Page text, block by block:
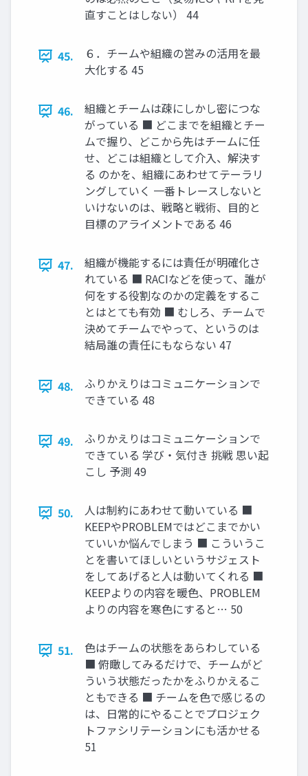
直すことはしない） 44
45.
６．チームや組織の営みの活用を最
大化する 45
46.
組織とチームは疎にしかし密につな
がっている ■ どこまでを組織とチー
ムで握り、どこから先はチームに任
せ、どこは組織として介入、解決す
る のかを、組織にあわせてテーラリ
ングしていく 一番トレースしないと
いけないのは、戦略と戦術、目的と
目標のアライメントである 46
47.
組織が機能するには責任が明確化さ
れている ■ RACIなどを使って、誰が
何をする役割なのかの定義をするこ
とはとても有効 ■ むしろ、チームで
決めてチームでやって、というのは
結局誰の責任にもならない 47
48.
ふりかえりはコミュニケーションで
できている 48
49.
ふりかえりはコミュニケーションで
できている 学び・気付き 挑戦 思い起
こし 予測 49
50.
人は制約にあわせて動いている ■
KEEPやPROBLEMではどこまでかい
ていいか悩んでしまう ■ こういうこ
とを書いてほしいというサジェスト
をしてあげると人は動いてくれる ■
KEEPよりの内容を暖色、PROBLEM
よりの内容を寒色にすると… 50
51.
色はチームの状態をあらわしている
■ 俯瞰してみるだけで、チームがど
ういう状態だったかをふりかえるこ
ともできる ■ チームを色で感じるの
は、日常的にやることでプロジェク
トファシリテーションにも活かせる
51